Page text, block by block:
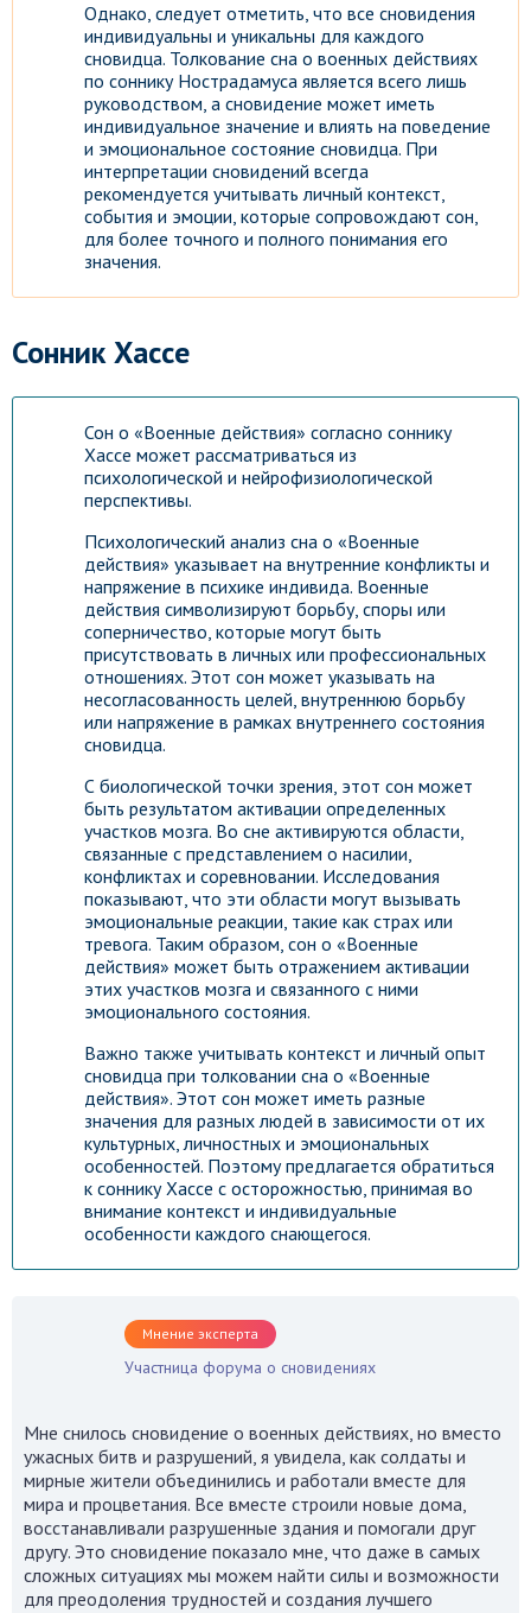
Гороскоп на каждый день!
Узнай что ждет тебя уже
Однако, следует отметить, что все сновидения
индивидуальны и уникальны для каждого
сновидца. Толкование сна о военных действиях
по соннику Нострадамуса является всего лишь
руководством, а сновидение может иметь
индивидуальное значение и влиять на поведение
и эмоциональное состояние сновидца. При
интерпретации сновидений всегда
рекомендуется учитывать личный контекст,
события и эмоции, которые сопровождают сон,
для более точного и полного понимания его
значения.
Сонник Хассе
Сон о «Военные действия» согласно соннику
Хассе может рассматриваться из
психологической и нейрофизиологической
перспективы.
Психологический анализ сна о «Военные
действия» указывает на внутренние конфликты и
напряжение в психике индивида. Военные
действия символизируют борьбу, споры или
соперничество, которые могут быть
присутствовать в личных или профессиональных
отношениях. Этот сон может указывать на
несогласованность целей, внутреннюю борьбу
или напряжение в рамках внутреннего состояния
сновидца.
С биологической точки зрения, этот сон может
быть результатом активации определенных
участков мозга. Во сне активируются области,
связанные с представлением о насилии,
конфликтах и соревновании. Исследования
показывают, что эти области могут вызывать
эмоциональные реакции, такие как страх или
тревога. Таким образом, сон о «Военные
действия» может быть отражением активации
этих участков мозга и связанного с ними
эмоционального состояния.
Важно также учитывать контекст и личный опыт
сновидца при толковании сна о «Военные
действия». Этот сон может иметь разные
значения для разных людей в зависимости от их
культурных, личностных и эмоциональных
особенностей. Поэтому предлагается обратиться
к соннику Хассе с осторожностью, принимая во
внимание контекст и индивидуальные
особенности каждого снающегося.
Мнение эксперта
Участница форума о сновидениях
Мне снилось сновидение о военных действиях, но вместо
ужасных битв и разрушений, я увидела, как солдаты и
мирные жители объединились и работали вместе для
мира и процветания. Все вместе строили новые дома,
восстанавливали разрушенные здания и помогали друг
другу. Это сновидение показало мне, что даже в самых
сложных ситуациях мы можем найти силы и возможности
для преодоления трудностей и создания лучшего